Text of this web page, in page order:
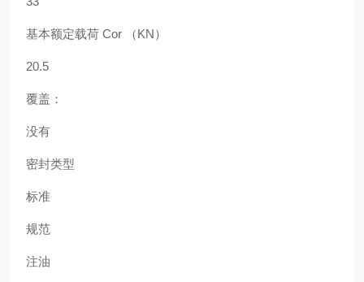
基本额定载荷 Cor （KN）
20.5
覆盖：
没有
密封类型
标准
规范
注油